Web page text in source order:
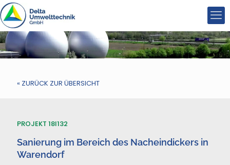
« ZURÜCK ZUR ÜBERSICHT
PROJEKT 18I132
Sanierung im Bereich des Nacheindickers in
Warendorf